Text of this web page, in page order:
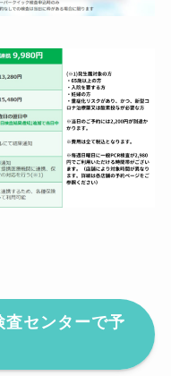
査センターで予